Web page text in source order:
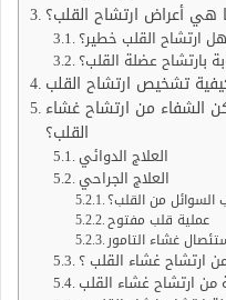
هي أعراض ارتشاح القلب؟
هل ارتشاح القلب خطير؟
بارتشاح عضلة القلب؟
تشخيص ارتشاح القلب
الشفاء من ارتشاح غشاء
القلب؟
العلاج الدوائي
العلاج الجراحي
السوائل من القلب؟
عملية قلب مفتوح
غشاء التامور
ارتشاح غشاء القلب ؟
من ارتشاح غشاء القلب